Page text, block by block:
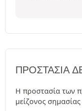
ΠΡΟΣΤΑΣΊΑ
Η προστασία των
μείζονος σημασίας